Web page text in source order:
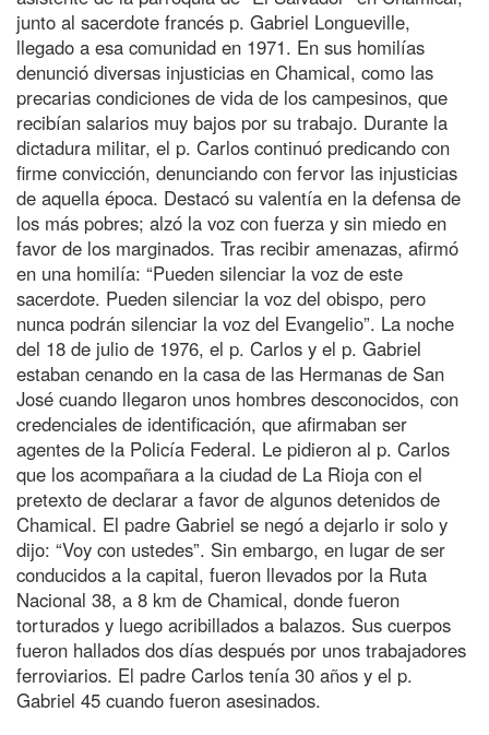
junto al sacerdote francés p. Gabriel Longueville,
llegado a esa comunidad en 1971. En sus homilías
denunció diversas injusticias en Chamical, como las
precarias condiciones de vida de los campesinos, que
recibían salarios muy bajos por su trabajo. Durante la
dictadura militar, el p. Carlos continuó predicando con
firme convicción, denunciando con fervor las injusticias
de aquella época. Destacó su valentía en la defensa de
los más pobres; alzó la voz con fuerza y sin miedo en
favor de los marginados. Tras recibir amenazas, afirmó
en una homilía: “Pueden silenciar la voz de este
sacerdote. Pueden silenciar la voz del obispo, pero
nunca podrán silenciar la voz del Evangelio”. La noche
del 18 de julio de 1976, el p. Carlos y el p. Gabriel
estaban cenando en la casa de las Hermanas de San
José cuando llegaron unos hombres desconocidos, con
credenciales de identificación, que afirmaban ser
agentes de la Policía Federal. Le pidieron al p. Carlos
que los acompañara a la ciudad de La Rioja con el
pretexto de declarar a favor de algunos detenidos de
Chamical. El padre Gabriel se negó a dejarlo ir solo y
dijo: “Voy con ustedes”. Sin embargo, en lugar de ser
conducidos a la capital, fueron llevados por la Ruta
Nacional 38, a 8 km de Chamical, donde fueron
torturados y luego acribillados a balazos. Sus cuerpos
fueron hallados dos días después por unos trabajadores
ferroviarios. El padre Carlos tenía 30 años y el p.
Gabriel 45 cuando fueron asesinados.